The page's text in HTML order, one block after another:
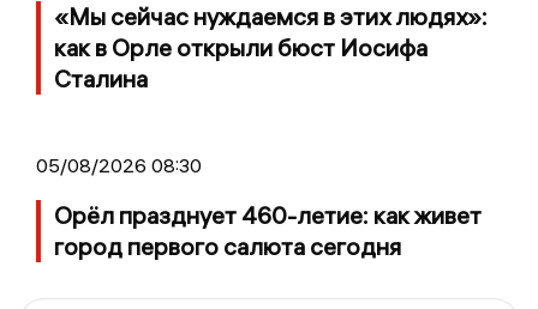
«Мы сейчас нуждаемся в этих людях»:
как в Орле открыли бюст Иосифа
Сталина
05/08/2026 08:30
Орёл празднует 460-летие: как живет
город первого салюта сегодня